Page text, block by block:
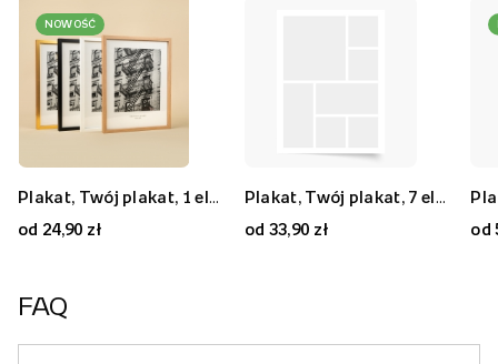
NOWOŚĆ
od 24,90 zł
od 33,90 zł
od
od 59,90 zł
od 89,90 zł
od 59,90 zł
od 33,90 zł
FAQ